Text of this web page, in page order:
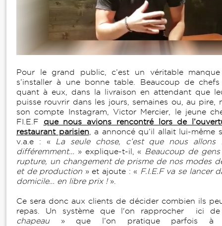
Pour le grand public, c’est un véritable
s’installer à une bonne table. Beaucoup de
quant à eux, dans la livraison en attendant que
puisse rouvrir dans les jours, semaines ou, au pire,
son compte Instagram, Victor Mercier, le jeune
FI.E.F que nous avions rencontré lors de
restaurant parisien, a annoncé qu’il allait lui-même
v.a.e : « La seule chose, c’est que nous
différemment… » explique-t-il, « Beaucoup de
rupture, un changement de prisme de nos modes
et de production » et ajoute : « F.I.E.F va se lancer
domicile… en libre prix !».
Ce sera donc aux clients de décider combien ils
repas. Un système que l'on rapprocher ici
chapeau» que l’on pratique parfois à